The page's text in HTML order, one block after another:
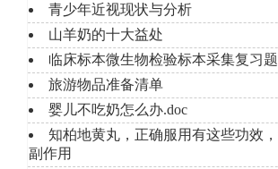
青少年近视现状与分析
山羊奶的十大益处
临床标本微生物检验标本采集复习
旅游物品准备清单
婴儿不吃奶怎么办.doc
知柏地黄丸，正确服用有这些功效
副作用